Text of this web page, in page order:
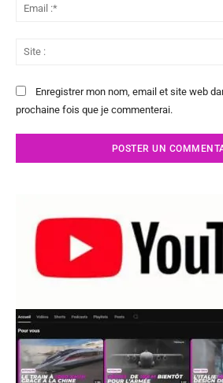
Enregistrer mon nom, email et site web
prochaine fois que je commenterai.